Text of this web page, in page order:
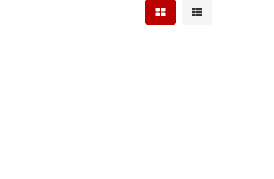
Mostrar resultados em
Mostrar